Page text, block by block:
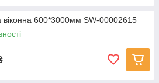
віконна 600*3000мм SW-00002615